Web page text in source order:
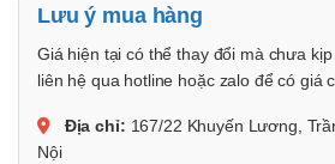
Lưu ý mua hàng
Giá hiện tại có thể thay đổi mà chưa
liên hệ qua hotline hoặc zalo để có giá
Địa chỉ: 167/22 Khuyến Lương,
Nội